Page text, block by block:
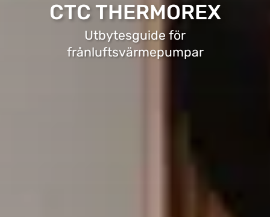
CTC THERMOREX
Utbytesguide för
frånluftsvärmepumpar